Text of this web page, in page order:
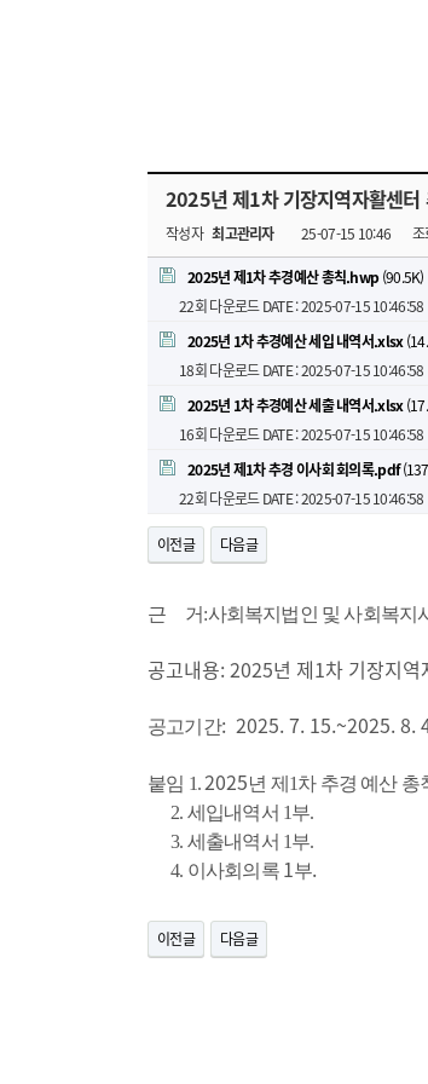
2025년 제1차 기장지역자활센터
작성자 최고관리자 25-07-15 10:46 조
2025년 제1차 추경예산 총칙.hwp(90.5K)
22회 다운로드DATE : 2025-07-15 10:46:58
2025년 1차 추경예산 세입 내역서.xlsx
18회 다운로드DATE : 2025-07-15 10:46:58
2025년 1차 추경예산 세출 내역서.xlsx
16회 다운로드DATE : 2025-07-15 10:46:58
2025년 제1차 추경 이사회 회의록.pdf
22회 다운로드DATE : 2025-07-15 10:46:58
이전글 다음글
근 거:사회복지법인 및 사회복지
공고내용: 2025년 제1차 기장지역
공고기간: 2025. 7. 15.~2025. 8.
붙임 1.2025년 제1차 추경 예산 총
2. 세입내역서 1부.
3. 세출내역서 1부.
4. 이사회의록 1부.
이전글 다음글